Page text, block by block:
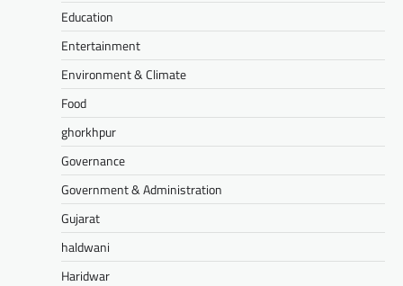
Education
Entertainment
Environment & Climate
Food
ghorkhpur
Governance
Government & Administration
Gujarat
haldwani
Haridwar